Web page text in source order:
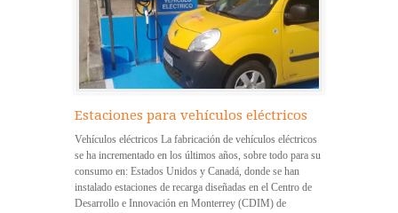
Estaciones para vehículos eléctricos
Vehículos eléctricos La fabricación de vehículos eléctricos
se ha incrementado en los últimos años, sobre todo para su
consumo en: Estados Unidos y Canadá, donde se han
instalado estaciones de recarga diseñadas en el Centro de
Desarrollo e Innovación en Monterrey (CDIM) de